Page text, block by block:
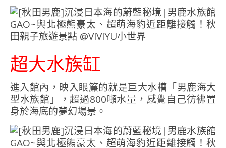
超大水族缸
進入館內，映入眼簾的就是巨大水槽「男鹿海大
型水族館」，超過800噸水量，感覺自己彷彿置
身於海底的夢幻場景。